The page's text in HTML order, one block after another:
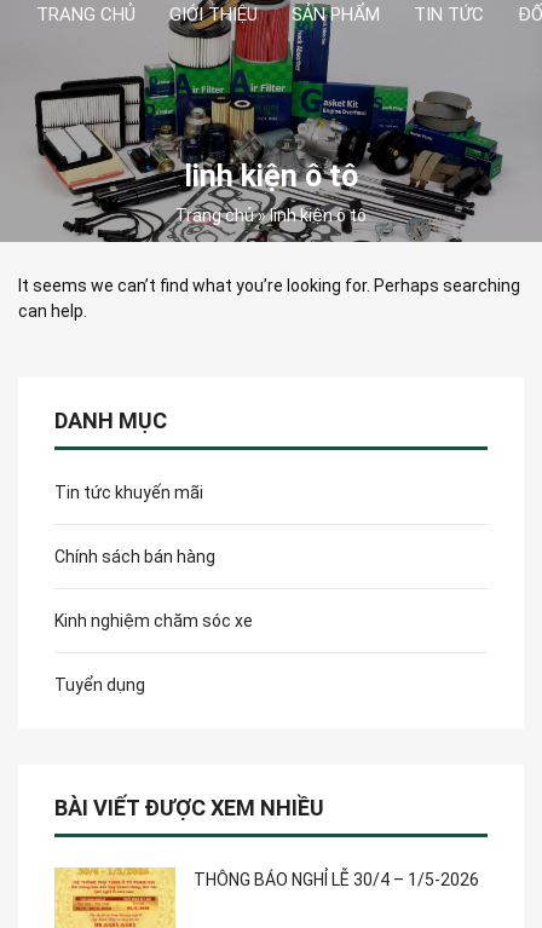
TRANG CHỦ GIỚI THIỆU SẢN PHẨM TIN TỨC
linh kiện ô tô
Trang chủ»linh kiện ô tô
DANH MỤC
Tin tức khuyến mãi
Chính sách bán hàng
Kinh nghiệm chăm sóc xe
Tuyển dụng
BÀI VIẾT ĐƯỢC XEM NHIỀU
THÔNG BÁO NGHỈ LỄ 30/4 – 1/5-2026
It seems we can’t find what you’re looking for. Perhaps searching
can help.